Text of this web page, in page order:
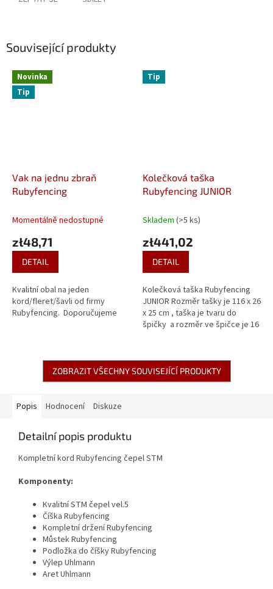
Související produkty
Novinka
Tip
Vak na jednu zbraň
Rubyfencing
Momentálně nedostupné
zł48,71
DETAIL
Kvalitní obal na jeden
kord/fleret/šavli od firmy
Rubyfencing. Doporučujeme
Tip
Kolečková taška
Rubyfencing JUNIOR
Skladem (>5 ks)
zł441,02
DETAIL
Kolečková taška Rubyfencing
JUNIOR Rozměr tašky je 116 x 26
x 25 cm , taška je tvaru do
špičky a rozměr ve špičce je 16
ZOBRAZIT VŠECHNY SOUVISEJÍCÍ PRODUKTY
Popis Hodnocení Diskuze
Detailní popis produktu
Kompletní kord Rubyfencing čepel STM
Komponenty:
Kvalitní STM čepel vel.5
Číška Rubyfencing
Kompletní držení Rubyfencing
Můstek Rubyfencing
Podložka do číšky Rubyfencing
Výlep Uhlmann
Aret Uhlmann